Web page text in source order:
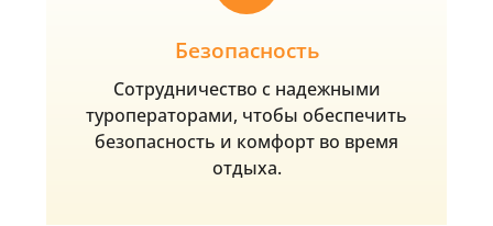
Безопасность
Сотрудничество с надежными
туроператорами, чтобы обеспечить
безопасность и комфорт во время
отдыха.